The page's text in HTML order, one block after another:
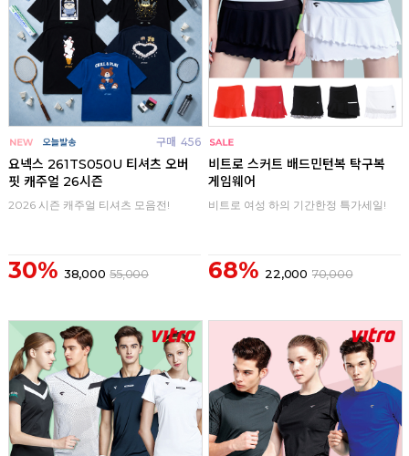
구매 456
요넥스 261TS050U 티셔츠 오버
핏 캐주얼 26시즌
2026 시즌 캐주얼 티셔츠 모음전!
30% 38,000 55,000
비트로 스커트 배드민턴복 탁구복
게임웨어
비트로 여성 하의 기간한정 특가세일!
68% 22,000 70,000